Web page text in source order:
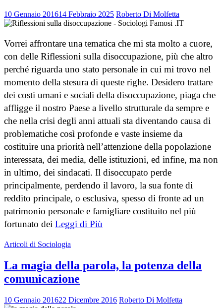
10 Gennaio 201614 Febbraio 2025 Roberto Di Molfetta
Vorrei affrontare una tematica che mi sta molto a cuore,
con delle Riflessioni sulla disoccupazione, più che altro
perché riguarda uno stato personale in cui mi trovo nel
momento della stesura di queste righe. Desidero trattare
dei costi umani e sociali della disoccupazione, piaga che
affligge il nostro Paese a livello strutturale da sempre e
che nella crisi degli anni attuali sta diventando causa di
problematiche così profonde e vaste insieme da
costituire una priorità nell’attenzione della popolazione
interessata, dei media, delle istituzioni, ed infine, ma non
in ultimo, dei sindacati. Il disoccupato perde
principalmente, perdendo il lavoro, la sua fonte di
reddito principale, o esclusiva, spesso di fronte ad un
patrimonio personale e famigliare costituito nel più
fortunato dei Leggi di Più
Articoli di Sociologia
La magia della parola, la potenza della
comunicazione
10 Gennaio 201622 Dicembre 2016 Roberto Di Molfetta